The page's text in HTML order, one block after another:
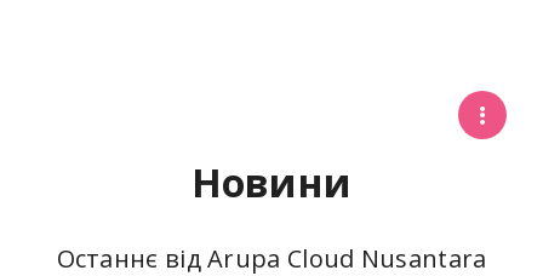
Новини
Останнє від Arupa Cloud Nusantara